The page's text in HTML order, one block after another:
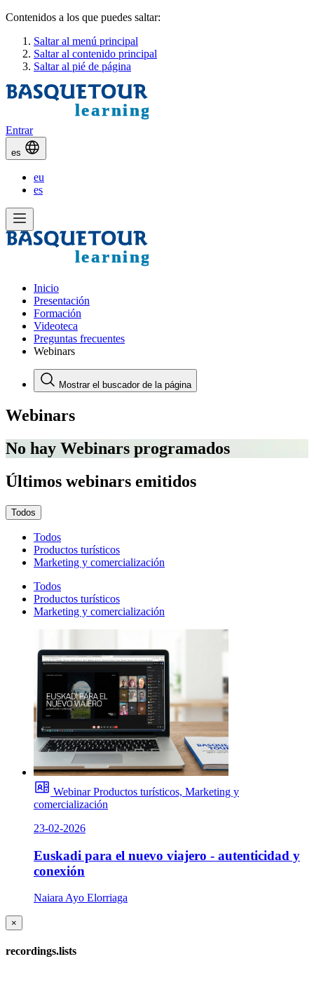
Contenidos a los que puedes saltar:
Saltar al menú principal
Saltar al contenido principal
Saltar al pié de página
Entrar
es
eu
es
Inicio
Presentación
Formación
Videoteca
Preguntas frecuentes
Webinars
Mostrar el buscador de la página
Webinars
No hay Webinars programados
Últimos webinars emitidos
Todos
Todos
Productos turísticos
Marketing y comercialización
Todos
Productos turísticos
Marketing y comercialización
Webinar Productos turísticos, Marketing y
comercialización
23-02-2026
Euskadi para el nuevo viajero - autenticidad y
conexión
Naiara Ayo Elorriaga
×
recordings.lists